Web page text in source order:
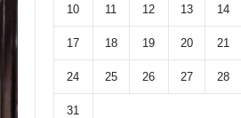
10 11 12 13 14
17 18 19 20 21
24 25 26 27 28
31